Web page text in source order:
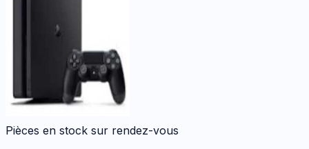
Pièces en stock sur rendez-vous